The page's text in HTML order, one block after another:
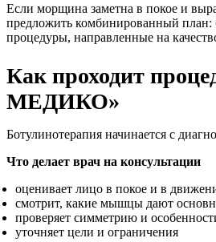
Если морщина заметна в покое и
предложить комбинированный план:
процедуры, направленные на
Как проходит
МЕДИКО»
Ботулинотерапия начинается с
Что делает врач на консультации
оценивает лицо в покое и в
смотрит, какие мышцы дают
проверяет симметрию и
уточняет цели и ограничения